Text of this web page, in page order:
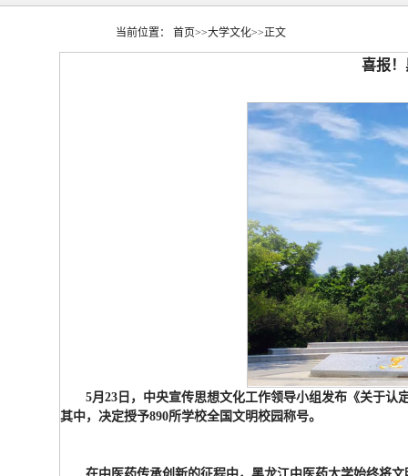
当前位置： 首页>>大学文化>>正文
喜报
5月23日，中央宣传思想文化工作领导小组发布《关于
其中，决定授予890所学校全国文明校园称号。